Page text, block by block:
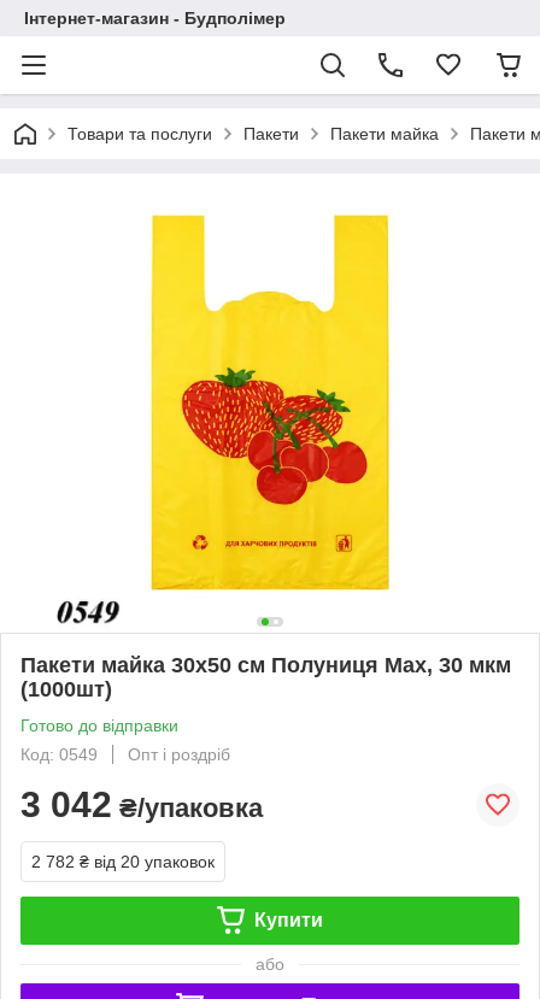
Інтернет-магазин - Будполімер
Товари та послуги Пакети Пакети майка Пакети
Пакети майка 30х50 см Полуниця Max, 30 мкм
(1000шт)
Готово до відправки
Код: 0549
Опт і роздріб
3 042 ₴/упаковка
2 782 ₴ від 20 упаковок
Купити
або